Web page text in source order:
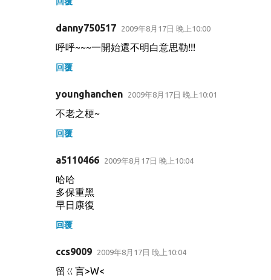
danny750517 2009年8月17日 晚上10:00
呼呼~~~一開始還不明白意思勒!!!
回覆
younghanchen 2009年8月17日 晚上10:01
不老之梗~
回覆
a5110466 2009年8月17日 晚上10:04
哈哈
多保重黑
早日康復
回覆
ccs9009 2009年8月17日 晚上10:04
留ㄍ言>W<